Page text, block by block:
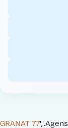
GRANAT 77